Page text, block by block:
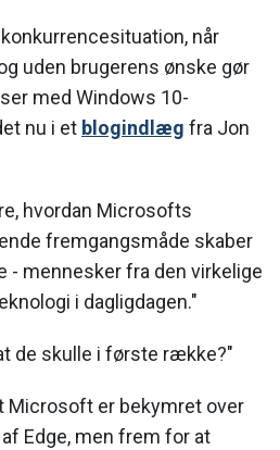
når
uden brugerens ønske gør
med Windows 10-
nu i et blogindlæg fra Jon
hvordan Microsofts
fremgangsmåde skaber
- mennesker fra den virkelige
i dagligdagen."
de skulle i første række?"
Microsoft er bekymret over
Edge, men frem for at